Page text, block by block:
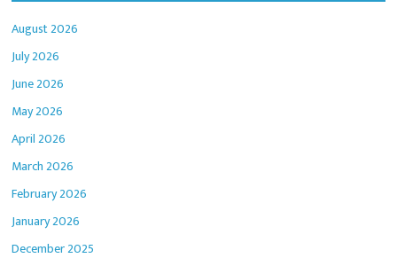
August 2026
July 2026
June 2026
May 2026
April 2026
March 2026
February 2026
January 2026
December 2025